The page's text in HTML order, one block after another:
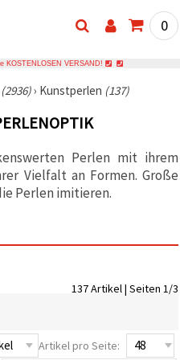
0
KOSTENLOSEN VERSAND!
(2936)› Kunstperlen (137)
Perlen mit ihrem
Vielfalt an Formen. Große
Perlen imitieren.
137 Artikel | Seiten 1/3
Artikel pro Seite: